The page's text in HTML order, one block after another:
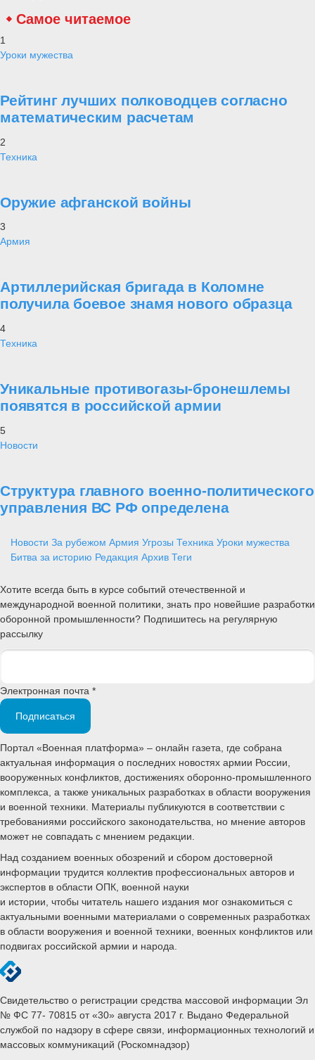
Самое читаемое
1
Уроки мужества
Рейтинг лучших полководцев согласно
математическим расчетам
2
Техника
Оружие афганской войны
3
Армия
Артиллерийская бригада в Коломне
получила боевое знамя нового образца
4
Техника
Уникальные противогазы-бронешлемы
появятся в российской армии
5
Новости
Структура главного военно-политического
управления ВС РФ определена
Новости За рубежом Армия Угрозы Техника Уроки мужества
Битва за историю Редакция Архив Теги
Хотите всегда быть в курсе событий отечественной и
международной военной политики, знать про новейшие разработки
оборонной промышленности? Подпишитесь на регулярную
рассылку
Электронная почта *
Подписаться
Портал «Военная платформа» – онлайн газета, где собрана
актуальная информация о последних новостях армии России,
вооруженных конфликтов, достижениях оборонно-промышленного
комплекса, а также уникальных разработках в области вооружения
и военной техники. Материалы публикуются в соответствии с
требованиями российского законодательства, но мнение авторов
может не совпадать с мнением редакции.
Над созданием военных обозрений и сбором достоверной
информации трудится коллектив профессиональных авторов и
экспертов в области ОПК, военной науки
и истории, чтобы читатель нашего издания мог ознакомиться с
актуальными военными материалами о современных разработках
в области вооружения и военной техники, военных конфликтов или
подвигах российской армии и народа.
Свидетельство о регистрации средства массовой информации Эл
№ ФС 77- 70815 от «30» августа 2017 г. Выдано Федеральной
службой по надзору в сфере связи, информационных технологий и
массовых коммуникаций (Роскомнадзор)